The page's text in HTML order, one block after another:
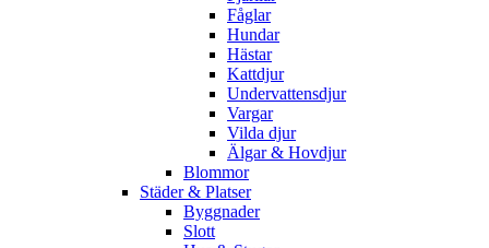
Fåglar
Hundar
Hästar
Kattdjur
Undervattensdjur
Vargar
Vilda djur
Älgar & Hovdjur
Blommor
Städer & Platser
Byggnader
Slott